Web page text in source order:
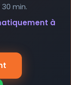
min.
à